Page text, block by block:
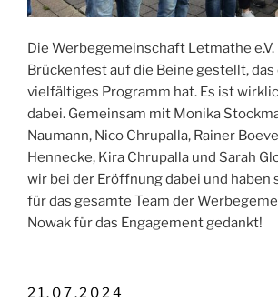
Die Werbegemeinschaft Letmathe
Brückenfest auf die Beine gestellt,
vielfältiges Programm hat. Es ist
dabei. Gemeinsam mit Monika
Naumann, Nico Chrupalla, Rainer
Hennecke, Kira Chrupalla und Sarah
wir bei der Eröffnung dabei und
für das gesamte Team der
Nowak für das Engagement gedankt!
VERÖFFENTLICHT
21.07.2024